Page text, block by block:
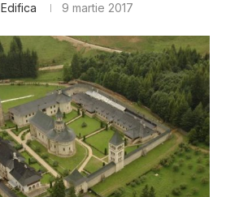
Edifica 9 martie 2017